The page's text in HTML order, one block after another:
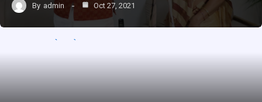
By admin Oct 27, 2021